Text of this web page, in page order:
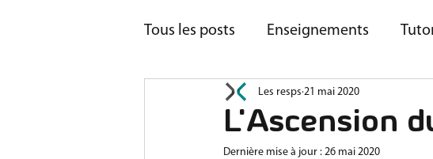
Tous les posts Enseignements
Jeunesse Activités
L'Ascension
Les resps 21 mai 2020
Dernière mise à jour : 26 mai 2020